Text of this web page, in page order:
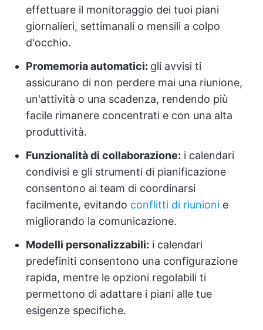
effettuare il monitoraggio dei tuoi piani
giornalieri, settimanali o mensili a colpo
d'occhio.
Promemoria automatici: gli avvisi ti
assicurano di non perdere mai una riunione,
un'attività o una scadenza, rendendo più
facile rimanere concentrati e con una alta
produttività.
Funzionalità di collaborazione: i calendari
condivisi e gli strumenti di pianificazione
consentono ai team di coordinarsi
facilmente, evitando conflitti di riunioni e
migliorando la comunicazione.
Modelli personalizzabili: i calendari
predefiniti consentono una configurazione
rapida, mentre le opzioni regolabili ti
permettono di adattare i piani alle tue
esigenze specifiche.